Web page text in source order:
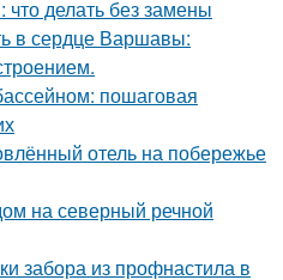
что делать без замены
в сердце Варшавы:
пошаговая
отель на побережье
на северный речной
забора из профнастила в